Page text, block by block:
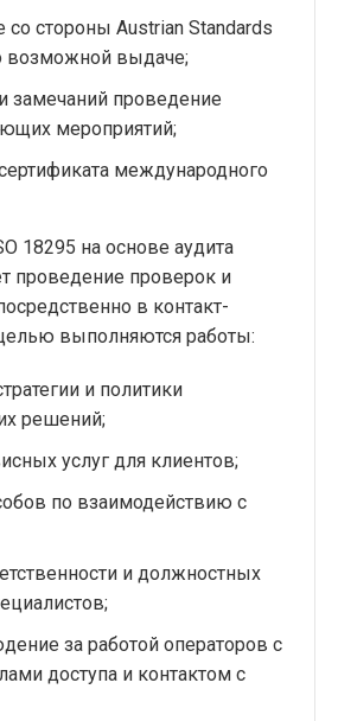
стороны Austrian Standards
возможной выдаче;
замечаний проведение
мероприятий;
международного
18295 на основе аудита
проведение проверок и
в контакт-
выполняются работы:
и политики
решений;
услуг для клиентов;
по взаимодействию с
и должностных
за работой операторов с
доступа и контактом с